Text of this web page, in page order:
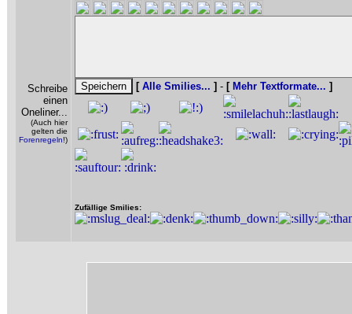
Schreibe
einen
Oneliner...
(Auch hier
gelten die
Forenregeln!)
[ Alle Smilies... ] - [ Mehr Textformate... ]
Zufällige Smilies: